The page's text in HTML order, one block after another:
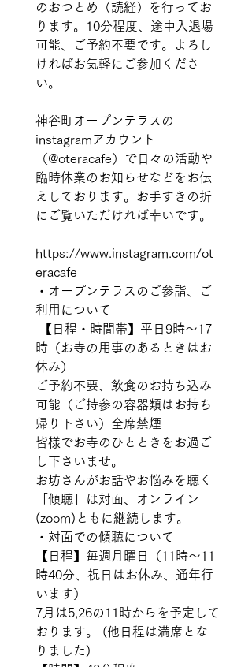
のおつとめ（読経）を行ってお
ります。10分程度、途中入退場
可能、ご予約不要です。よろし
ければお気軽にご参加くださ
い。
神谷町オープンテラスの
instagramアカウント
（@oteracafe）で日々の活動や
臨時休業のお知らせなどをお伝
えしております。お手すきの折
にご覧いただければ幸いです。
https://www.instagram.com/ot
eracafe
・オープンテラスのご参詣、ご
利用について
時（お寺の用事のあるときはお
休み）
ご予約不要、飲食のお持ち込み
可能（ご持参の容器類はお持ち
帰り下さい）全席禁煙
皆様でお寺のひとときをお過ご
し下さいませ。
お坊さんがお話やお悩みを聴く
「傾聴」は対面、オンライン
(zoom)ともに継続します。
・対面での傾聴について
【日程】毎週月曜日（11時〜11
時40分、祝日はお休み、通年行
います）
7月は5,26の11時からを予定して
おります。 (他日程は満席とな
りました)